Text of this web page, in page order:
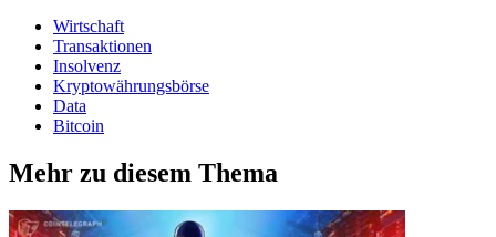
Wirtschaft
Transaktionen
Insolvenz
Kryptowährungsbörse
Data
Bitcoin
Mehr zu diesem Thema